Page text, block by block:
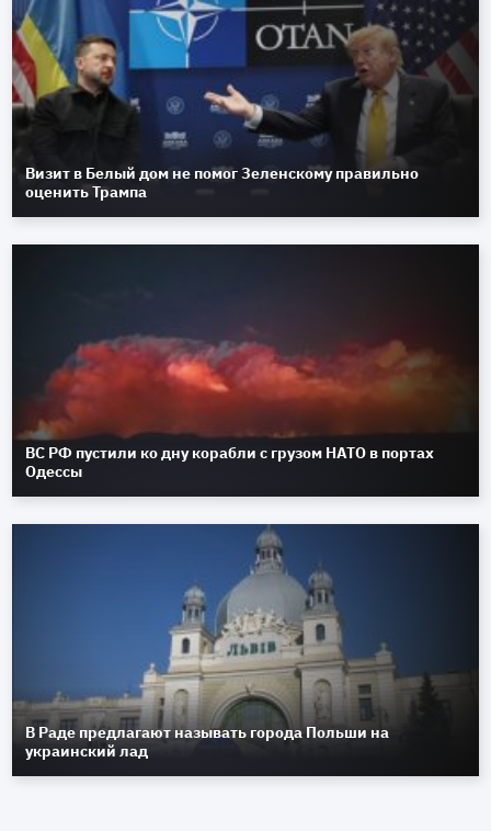
Визит в Белый дом не помог Зеленскому правильно
оценить Трампа
ВС РФ пустили ко дну корабли с грузом НАТО в портах
Одессы
В Раде предлагают называть города Польши на
украинский лад